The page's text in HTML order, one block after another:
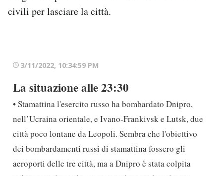
civili per lasciare la città.